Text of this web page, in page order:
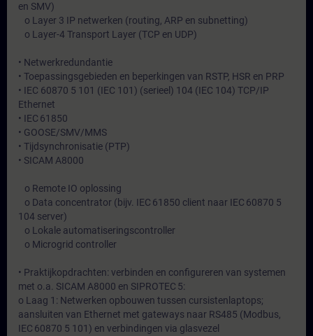
en SMV)
o Layer 3 IP netwerken (routing, ARP en subnetting)
o Layer-4 Transport Layer (TCP en UDP)
• Netwerkredundantie
• Toepassingsgebieden en beperkingen van RSTP, HSR en PRP
• IEC 60870 5 101 (IEC 101) (serieel) 104 (IEC 104) TCP/IP
Ethernet
• IEC 61850
• GOOSE/SMV/MMS
• Tijdsynchronisatie (PTP)
• SICAM A8000
o Remote IO oplossing
o Data concentrator (bijv. IEC 61850 client naar IEC 60870 5
104 server)
o Lokale automatiseringscontroller
o Microgrid controller
• Praktijkopdrachten: verbinden en configureren van systemen
met o.a. SICAM A8000 en SIPROTEC 5:
o Laag 1: Netwerken opbouwen tussen cursistenlaptops;
aansluiten van Ethernet met gateways naar RS485 (Modbus,
IEC 60870 5 101) en verbindingen via glasvezel